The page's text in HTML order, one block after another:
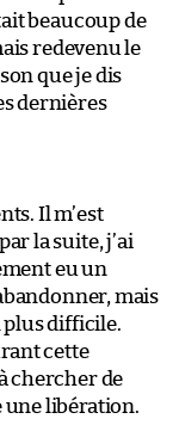
beaucoup de
redevenu le
que je dis
dernières
Il m’est
la suite, j’ai
eu un
mais
plus difficile.
cette
chercher de
une libération.